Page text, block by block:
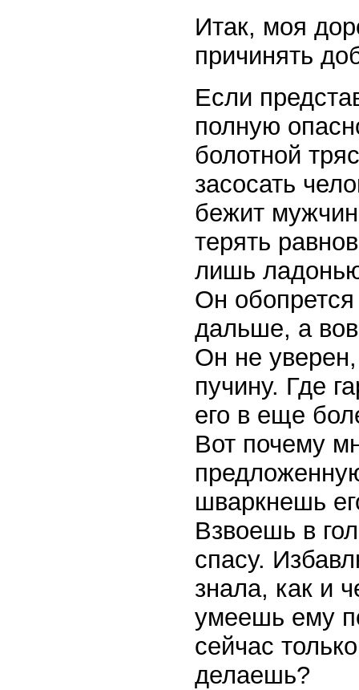
Итак, моя
причинять
Если
полную
болотной
засосать
бежит
терять
лишь
Он обопрется
дальше, а
Он не
пучину. Где
его в еще
Вот почему
шваркнешь
Взвоешь в
спасу.
знала, как и
умеешь ему
сейчас
делаешь?